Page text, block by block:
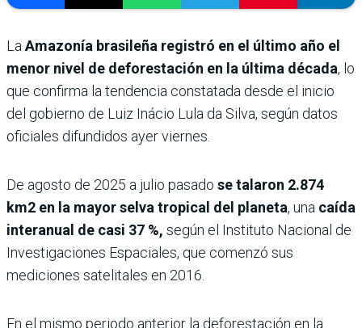
La Amazonía brasileña registró en el último año el
menor nivel de deforestación en la última década, lo
que confirma la tendencia constatada desde el inicio
del gobierno de Luiz Inácio Lula da Silva, según datos
oficiales difundidos ayer viernes.
De agosto de 2025 a julio pasado se talaron 2.874
km2 en la mayor selva tropical del planeta, una caída
interanual de casi 37 %, según el Instituto Nacional de
Investigaciones Espaciales, que comenzó sus
mediciones satelitales en 2016.
En el mismo periodo anterior la deforestación en la